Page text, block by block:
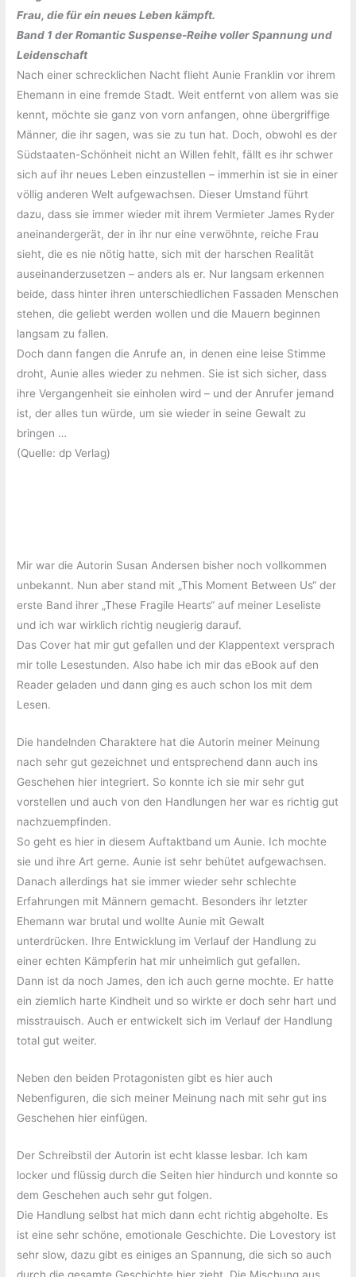
Frau, die für ein neues Leben kämpft.
Band 1 der Romantic Suspense-Reihe voller Spannung und
Leidenschaft
Nach einer schrecklichen Nacht flieht Aunie Franklin vor ihrem
Ehemann in eine fremde Stadt. Weit entfernt von allem was sie
kennt, möchte sie ganz von vorn anfangen, ohne übergriffige
Männer, die ihr sagen, was sie zu tun hat. Doch, obwohl es der
Südstaaten-Schönheit nicht an Willen fehlt, fällt es ihr schwer
sich auf ihr neues Leben einzustellen – immerhin ist sie in einer
völlig anderen Welt aufgewachsen. Dieser Umstand führt
dazu, dass sie immer wieder mit ihrem Vermieter James Ryder
aneinandergerät, der in ihr nur eine verwöhnte, reiche Frau
sieht, die es nie nötig hatte, sich mit der harschen Realität
auseinanderzusetzen – anders als er. Nur langsam erkennen
beide, dass hinter ihren unterschiedlichen Fassaden Menschen
stehen, die geliebt werden wollen und die Mauern beginnen
langsam zu fallen.
Doch dann fangen die Anrufe an, in denen eine leise Stimme
droht, Aunie alles wieder zu nehmen. Sie ist sich sicher, dass
ihre Vergangenheit sie einholen wird – und der Anrufer jemand
ist, der alles tun würde, um sie wieder in seine Gewalt zu
bringen …
(Quelle: dp Verlag)
Mir war die Autorin Susan Andersen bisher noch vollkommen
unbekannt. Nun aber stand mit „This Moment Between Us“ der
erste Band ihrer „These Fragile Hearts“ auf meiner Leseliste
und ich war wirklich richtig neugierig darauf.
Das Cover hat mir gut gefallen und der Klappentext versprach
mir tolle Lesestunden. Also habe ich mir das eBook auf den
Reader geladen und dann ging es auch schon los mit dem
Lesen.
Die handelnden Charaktere hat die Autorin meiner Meinung
nach sehr gut gezeichnet und entsprechend dann auch ins
Geschehen hier integriert. So konnte ich sie mir sehr gut
vorstellen und auch von den Handlungen her war es richtig gut
nachzuempfinden.
So geht es hier in diesem Auftaktband um Aunie. Ich mochte
sie und ihre Art gerne. Aunie ist sehr behütet aufgewachsen.
Danach allerdings hat sie immer wieder sehr schlechte
Erfahrungen mit Männern gemacht. Besonders ihr letzter
Ehemann war brutal und wollte Aunie mit Gewalt
unterdrücken. Ihre Entwicklung im Verlauf der Handlung zu
einer echten Kämpferin hat mir unheimlich gut gefallen.
Dann ist da noch James, den ich auch gerne mochte. Er hatte
ein ziemlich harte Kindheit und so wirkte er doch sehr hart und
misstrauisch. Auch er entwickelt sich im Verlauf der Handlung
total gut weiter.
Neben den beiden Protagonisten gibt es hier auch
Nebenfiguren, die sich meiner Meinung nach mit sehr gut ins
Geschehen hier einfügen.
Der Schreibstil der Autorin ist echt klasse lesbar. Ich kam
locker und flüssig durch die Seiten hier hindurch und konnte so
dem Geschehen auch sehr gut folgen.
Die Handlung selbst hat mich dann echt richtig abgeholte. Es
ist eine sehr schöne, emotionale Geschichte. Die Lovestory ist
sehr slow, dazu gibt es einiges an Spannung, die sich so auch
durch die gesamte Geschichte hier zieht. Die Mischung aus